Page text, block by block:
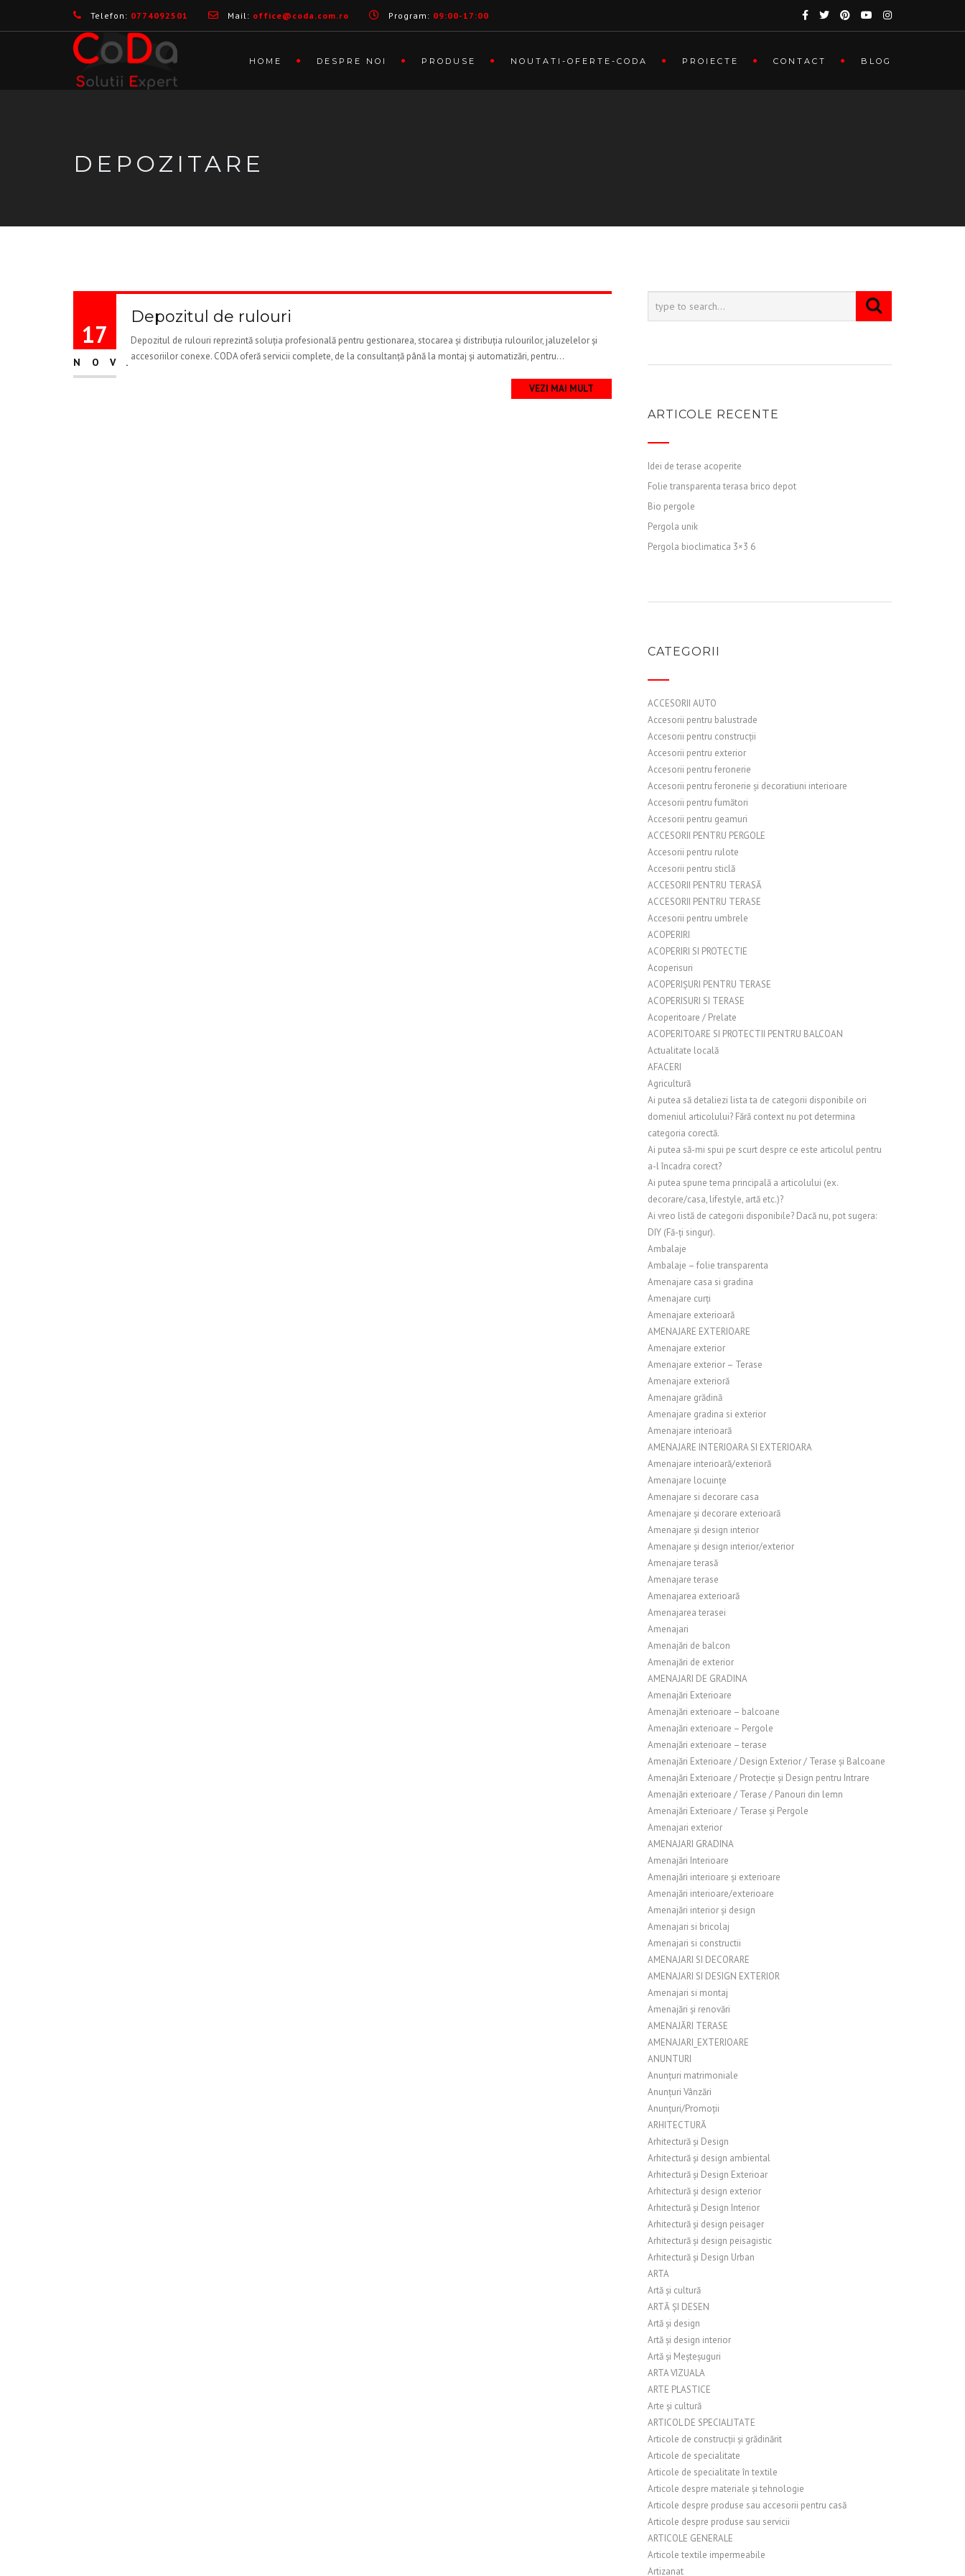
Telefon: 0774092501 Mail: office@coda.com.ro Program: 09:00-17:00
HOME DESPRE NOI PRODUSE NOUTATI-OFERTE-CODA PROIECTE CONTACT BLOG
DEPOZITARE
17
NOV.
Depozitul de rulouri
Depozitul de rulouri reprezintă soluția profesională pentru gestionarea, stocarea și distribuția rulourilor, jaluzelelor și
accesoriilor conexe. CODA oferă servicii complete, de la consultanță până la montaj și automatizări, pentru...
VEZI MAI MULT
ARTICOLE RECENTE
Idei de terase acoperite
Folie transparenta terasa brico depot
Bio pergole
Pergola unik
Pergola bioclimatica 3×3 6
CATEGORII
ACCESORII AUTO
Accesorii pentru balustrade
Accesorii pentru construcții
Accesorii pentru exterior
Accesorii pentru feronerie
Accesorii pentru feronerie și decoratiuni interioare
Accesorii pentru fumători
Accesorii pentru geamuri
ACCESORII PENTRU PERGOLE
Accesorii pentru rulote
Accesorii pentru sticlă
ACCESORII PENTRU TERASĂ
ACCESORII PENTRU TERASE
Accesorii pentru umbrele
ACOPERIRI
ACOPERIRI SI PROTECTIE
Acoperisuri
ACOPERIȘURI PENTRU TERASE
ACOPERISURI SI TERASE
Acoperitoare / Prelate
ACOPERITOARE SI PROTECTII PENTRU BALCOAN
Actualitate locală
AFACERI
Agricultură
Ai putea să detaliezi lista ta de categorii disponibile ori
domeniul articolului? Fără context nu pot determina
categoria corectă.
Ai putea să-mi spui pe scurt despre ce este articolul pentru
a-l încadra corect?
Ai putea spune tema principală a articolului (ex.
decorare/casa, lifestyle, artă etc.)?
Ai vreo listă de categorii disponibile? Dacă nu, pot sugera:
DIY (Fă-ți singur).
Ambalaje
Ambalaje – folie transparenta
Amenajare casa si gradina
Amenajare curți
Amenajare exterioară
AMENAJARE EXTERIOARE
Amenajare exterior
Amenajare exterior – Terase
Amenajare exterioră
Amenajare grădină
Amenajare gradina si exterior
Amenajare interioară
AMENAJARE INTERIOARA SI EXTERIOARA
Amenajare interioară/exterioră
Amenajare locuințe
Amenajare si decorare casa
Amenajare și decorare exterioară
Amenajare și design interior
Amenajare și design interior/exterior
Amenajare terasă
Amenajare terase
Amenajarea exterioară
Amenajarea terasei
Amenajari
Amenajări de balcon
Amenajări de exterior
AMENAJARI DE GRADINA
Amenajări Exterioare
Amenajări exterioare – balcoane
Amenajări exterioare – Pergole
Amenajări exterioare – terase
Amenajări Exterioare / Design Exterior / Terase și Balcoane
Amenajări Exterioare / Protecție și Design pentru Intrare
Amenajări exterioare / Terase / Panouri din lemn
Amenajări Exterioare / Terase și Pergole
Amenajari exterior
AMENAJARI GRADINA
Amenajări Interioare
Amenajări interioare și exterioare
Amenajări interioare/exterioare
Amenajări interior și design
Amenajari si bricolaj
Amenajari si constructii
AMENAJARI SI DECORARE
AMENAJARI SI DESIGN EXTERIOR
Amenajari si montaj
Amenajări și renovări
AMENAJĂRI TERASE
AMENAJARI_EXTERIOARE
ANUNTURI
Anunțuri matrimoniale
Anunțuri Vânzări
Anunțuri/Promoții
ARHITECTURĂ
Arhitectură și Design
Arhitectură și design ambiental
Arhitectură și Design Exterioar
Arhitectură și design exterior
Arhitectură și Design Interior
Arhitectură și design peisager
Arhitectură și design peisagistic
Arhitectură și Design Urban
ARTA
Artă și cultură
ARTĂ ȘI DESEN
Artă și design
Artă și design interior
Artă și Meșteșuguri
ARTA VIZUALA
ARTE PLASTICE
Arte și cultură
ARTICOL DE SPECIALITATE
Articole de construcții și grădinărit
Articole de specialitate
Articole de specialitate în textile
Articole despre materiale și tehnologie
Articole despre produse sau accesorii pentru casă
Articole despre produse sau servicii
ARTICOLE GENERALE
Articole textile impermeabile
Artizanat